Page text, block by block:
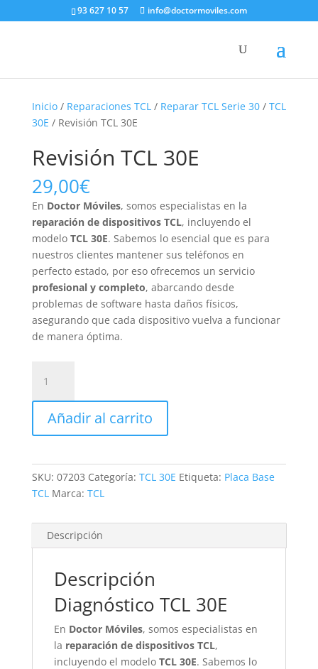
93 627 10 57 info@doctormoviles.com
Inicio/ Reparaciones TCL/ Reparar TCL Serie 30/ TCL
30E / Revisión TCL 30E
Revisión TCL 30E
29,00€
En Doctor Móviles, somos especialistas en la
reparación de dispositivos TCL, incluyendo el
modelo TCL 30E. Sabemos lo esencial que es para
nuestros clientes mantener sus teléfonos en
perfecto estado, por eso ofrecemos un servicio
profesional y completo, abarcando desde
problemas de software hasta daños físicos,
asegurando que cada dispositivo vuelva a funcionar
de manera óptima.
TCL
30E
cantidad
Añadir al carrito
SKU: 07203 Categoría: TCL 30E Etiqueta: Placa Base
TCL Marca: TCL
Descripción
Descripción
Diagnóstico TCL 30E
En Doctor Móviles, somos especialistas en
la reparación de dispositivos TCL,
incluyendo el modelo TCL 30E. Sabemos lo